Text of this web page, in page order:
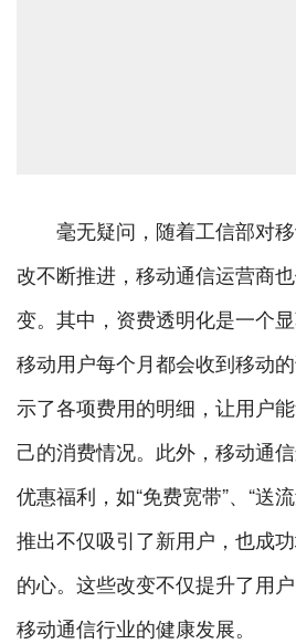
毫无疑问，随着工信部对
改不断推进，移动通信运营商
变。其中，资费透明化是一个
移动用户每个月都会收到移动
示了各项费用的明细，让用户
己的消费情况。此外，移动通
优惠福利，如“免费宽带”、“送
推出不仅吸引了新用户，也成
的心。这些改变不仅提升了用
移动通信行业的健康发展。